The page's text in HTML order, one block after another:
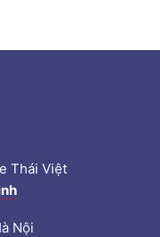
Thái Việt
Nội